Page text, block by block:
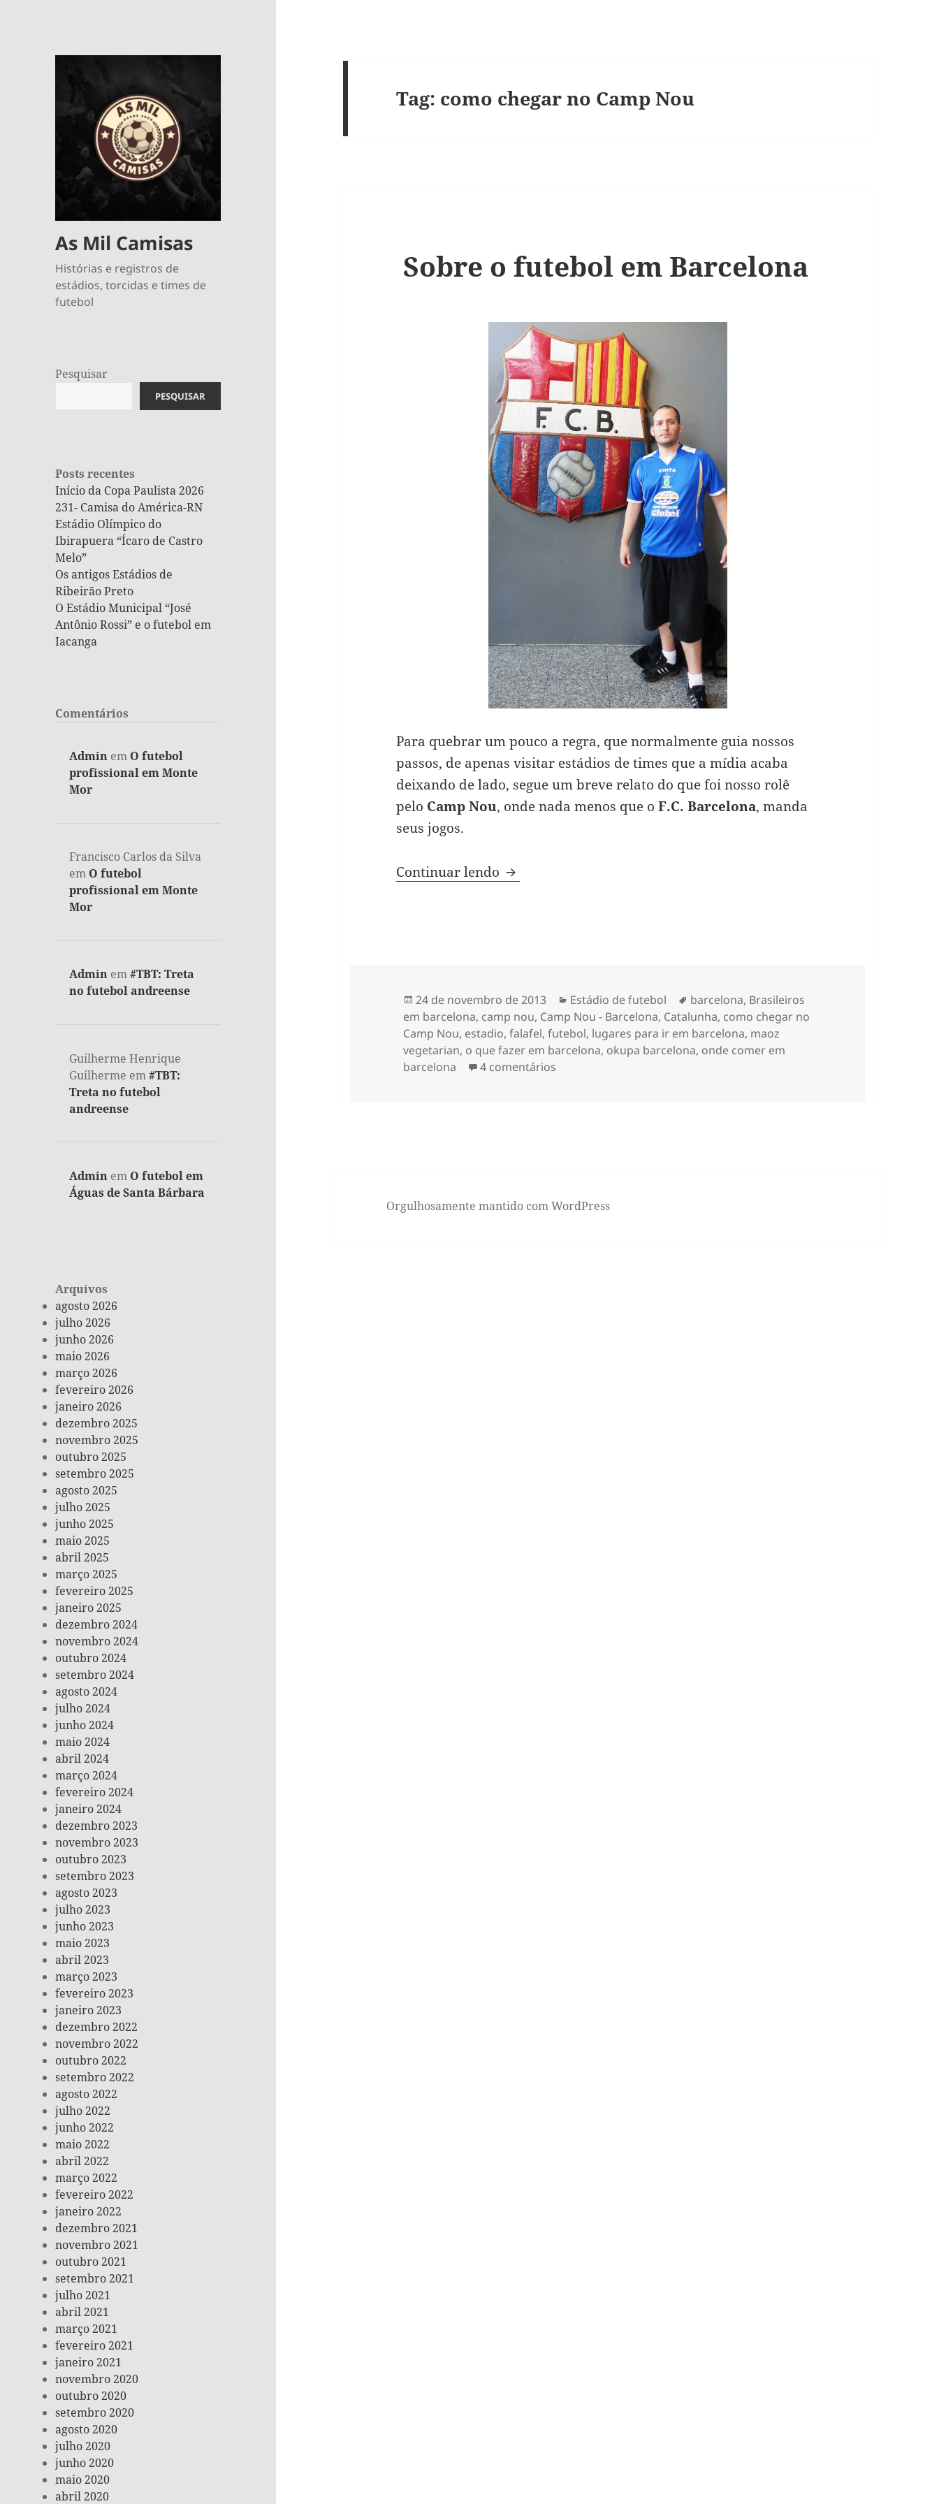
As Mil Camisas
Histórias e registros de
estádios, torcidas e times de
futebol
Pesquisar
PESQUISAR
Posts recentes
Início da Copa Paulista 2026
231- Camisa do América-RN
Estádio Olímpico do
Ibirapuera “Ícaro de Castro
Melo”
Os antigos Estádios de
Ribeirão Preto
O Estádio Municipal “José
Antônio Rossi” e o futebol em
Iacanga
Comentários
Admin em O futebol
profissional em Monte
Mor
Francisco Carlos da Silva
em O futebol
profissional em Monte
Mor
Admin em#TBT: Treta
no futebol andreense
Guilherme Henrique
Guilherme em#TBT:
Treta no futebol
andreense
Admin em O futebol em
Águas de Santa Bárbara
Arquivos
agosto 2026
julho 2026
junho 2026
maio 2026
março 2026
fevereiro 2026
janeiro 2026
dezembro 2025
novembro 2025
outubro 2025
setembro 2025
agosto 2025
julho 2025
junho 2025
maio 2025
abril 2025
março 2025
fevereiro 2025
janeiro 2025
dezembro 2024
novembro 2024
outubro 2024
setembro 2024
agosto 2024
julho 2024
junho 2024
maio 2024
abril 2024
março 2024
fevereiro 2024
janeiro 2024
dezembro 2023
novembro 2023
outubro 2023
setembro 2023
agosto 2023
julho 2023
junho 2023
maio 2023
abril 2023
março 2023
fevereiro 2023
janeiro 2023
dezembro 2022
novembro 2022
outubro 2022
setembro 2022
agosto 2022
julho 2022
junho 2022
maio 2022
abril 2022
março 2022
fevereiro 2022
janeiro 2022
dezembro 2021
novembro 2021
outubro 2021
setembro 2021
julho 2021
abril 2021
março 2021
fevereiro 2021
janeiro 2021
novembro 2020
outubro 2020
setembro 2020
agosto 2020
julho 2020
junho 2020
maio 2020
abril 2020
Tag: como chegar no Camp Nou
Sobre o futebol em Barcelona
Para quebrar um pouco a regra, que normalmente guia nossos
passos, de apenas visitar estádios de times que a mídia acaba
deixando de lado, segue um breve relato do que foi nosso rolê
pelo Camp Nou, onde nada menos que o F.C. Barcelona, manda
seus jogos.
Continuar lendo Sobre o futebol em Barcelona
Publicado
em
24 de novembro de 2013 Categorias
Estádio de futebol Tags
barcelona, Brasileiros
em barcelona, camp nou, Camp Nou - Barcelona, Catalunha, como chegar no
Camp Nou, estadio, falafel, futebol, lugares para ir em barcelona, maoz
vegetarian, o que fazer em barcelona, okupa barcelona, onde comer em
barcelona
4 comentáriosem Sobre o futebol em Barcelona
Orgulhosamente mantido com WordPress